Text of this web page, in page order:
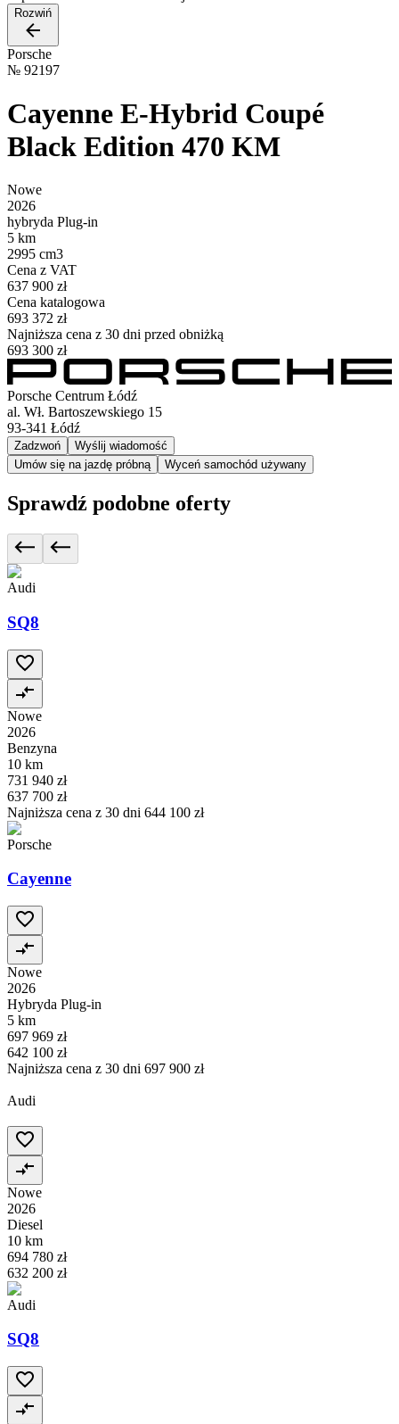
Rozwiń
Porsche
№ 92197
Cayenne E-Hybrid Coupé
Black Edition 470 KM
Nowe
2026
hybryda Plug-in
5 km
2995 cm3
Cena z VAT
637 900 zł
Cena katalogowa
693 372 zł
Najniższa cena z 30 dni przed obniżką
693 300 zł
Porsche Centrum Łódź
al. Wł. Bartoszewskiego 15
93-341 Łódź
Zadzwoń
Wyślij wiadomość
Umów się na jazdę próbną
Wyceń samochód używany
Sprawdź podobne oferty
Audi
SQ8
Nowe
2026
Benzyna
10 km
731 940 zł
637 700 zł
Najniższa cena z 30 dni 644 100 zł
Porsche
Cayenne
Nowe
2026
Hybryda Plug-in
5 km
697 969 zł
642 100 zł
Najniższa cena z 30 dni 697 900 zł
Audi
Nowe
2026
Diesel
10 km
694 780 zł
632 200 zł
Audi
SQ8